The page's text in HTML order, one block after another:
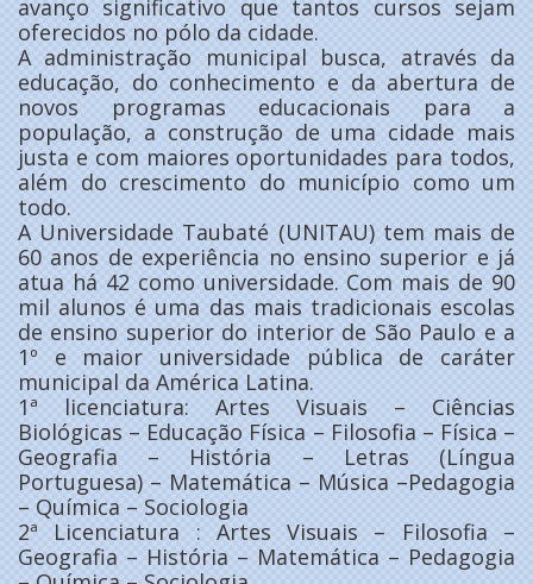
avanço significativo que tantos cursos sejam
oferecidos no pólo da cidade.
A administração municipal busca, através da
educação, do conhecimento e da abertura de
novos programas educacionais para a
população, a construção de uma cidade mais
justa e com maiores oportunidades para todos,
além do crescimento do município como um
todo.
A Universidade Taubaté (UNITAU) tem mais de
60 anos de experiência no ensino superior e já
atua há 42 como universidade. Com mais de 90
mil alunos é uma das mais tradicionais escolas
de ensino superior do interior de São Paulo e a
1º e maior universidade pública de caráter
municipal da América Latina.
1ª licenciatura: Artes Visuais – Ciências
Biológicas – Educação Física – Filosofia – Física –
Geografia – História – Letras (Língua
Portuguesa) – Matemática – Música –Pedagogia
– Química – Sociologia
2ª Licenciatura : Artes Visuais – Filosofia –
Geografia – História – Matemática – Pedagogia